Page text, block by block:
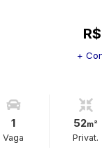
+
1
Vaga
52m²
Privat.